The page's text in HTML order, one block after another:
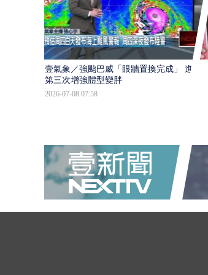
壹氣象／強颱巴威「眼牆置換完成」 進入
第三次增強體型變胖
2026-07-08 07:58